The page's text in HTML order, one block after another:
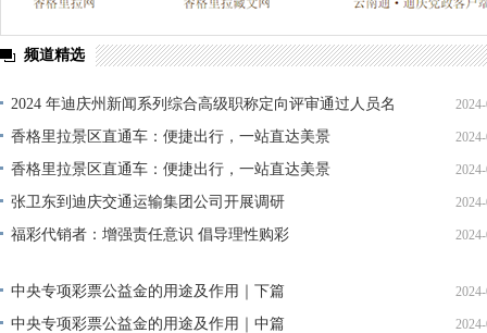
频道精选
2024 年迪庆州新闻系列综合高级职称定向评审通过人员名
单公示
香格里拉景区直通车：便捷出行，一站直达美景
香格里拉景区直通车：便捷出行，一站直达美景
张卫东到迪庆交通运输集团公司开展调研
福彩代销者：增强责任意识 倡导理性购彩
中央专项彩票公益金的用途及作用｜下篇
中央专项彩票公益金的用途及作用｜中篇